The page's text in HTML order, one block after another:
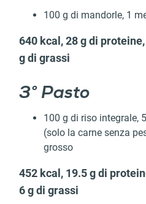
100 g di mandorle, 1
640 kcal, 28 g di
g di grassi
3° Pasto
100 g di riso integrale,
(solo la carne senza
grosso
452 kcal, 19.5 g di
6 g di grassi